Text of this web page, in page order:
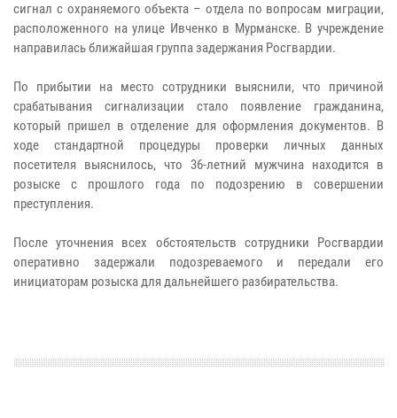
сигнал с охраняемого объекта – отдела по вопросам миграции,
расположенного на улице Ивченко в Мурманске. В учреждение
направилась ближайшая группа задержания Росгвардии.
По прибытии на место сотрудники выяснили, что причиной
срабатывания сигнализации стало появление гражданина,
который пришел в отделение для оформления документов. В
ходе стандартной процедуры проверки личных данных
посетителя выяснилось, что 36-летний мужчина находится в
розыске с прошлого года по подозрению в совершении
преступления.
После уточнения всех обстоятельств сотрудники Росгвардии
оперативно задержали подозреваемого и передали его
инициаторам розыска для дальнейшего разбирательства.